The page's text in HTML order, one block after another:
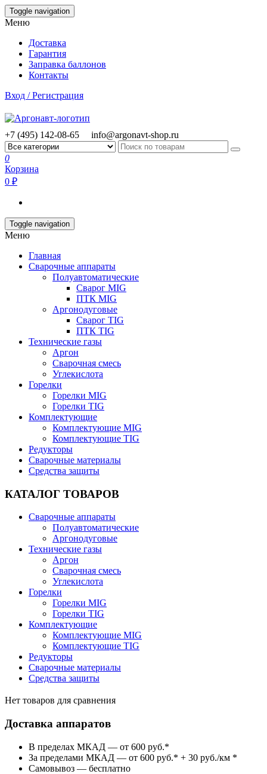
Skip
to
content
Toggle navigation
Меню
Доставка
Гарантия
Заправка баллонов
Контакты
Вход / Регистрация
+7 (495) 142-08-65 info@argonavt-shop.ru
0
Корзина
0 ₽
Toggle navigation
Меню
Главная
Сварочные аппараты
Полуавтоматические
Сварог MIG
ПТК MIG
Аргонодуговые
Сварог TIG
ПТК TIG
Технические газы
Аргон
Сварочная смесь
Углекислота
Горелки
Горелки MIG
Горелки TIG
Комплектующие
Комплектующие MIG
Комплектующие TIG
Редукторы
Сварочные материалы
Средства защиты
КАТАЛОГ ТОВАРОВ
Сварочные аппараты
Полуавтоматические
Аргонодуговые
Технические газы
Аргон
Сварочная смесь
Углекислота
Горелки
Горелки MIG
Горелки TIG
Комплектующие
Комплектующие MIG
Комплектующие TIG
Редукторы
Сварочные материалы
Средства защиты
Нет товаров для сравнения
Доставка аппаратов
В пределах МКАД — от 600 руб.*
За пределами МКАД — от 600 руб.* + 30 руб./км *
Самовывоз — бесплатно